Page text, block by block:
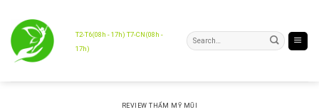
content
T2-T6(08h - 17h) T7-CN(08h -
17h)
REVIEW THẨM MỸ MŨI